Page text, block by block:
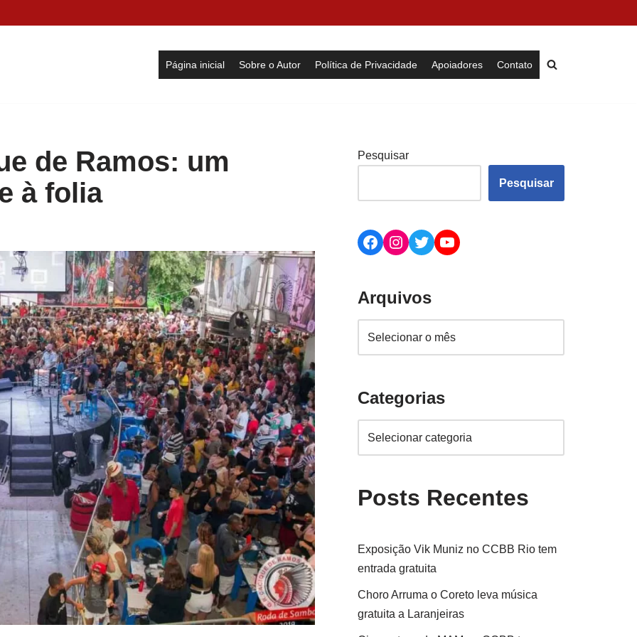
Página inicial Sobre o Autor Política de Privacidade Apoiadores Contato
de Ramos: um
à folia
Pesquisar
Pesquisar
Arquivos
Categorias
Posts Recentes
Exposição Vik Muniz no CCBB Rio tem
entrada gratuita
Choro Arruma o Coreto leva música
gratuita a Laranjeiras